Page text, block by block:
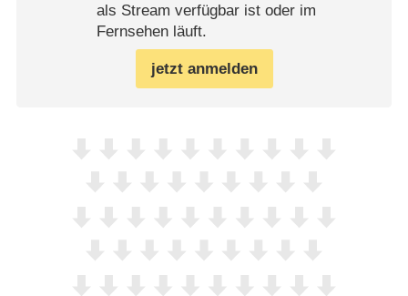
als Stream verfügbar ist oder im
Fernsehen läuft.
jetzt anmelden